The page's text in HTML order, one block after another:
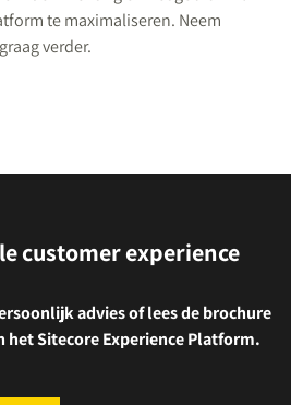
te maximaliseren. Neem
verder.
customer experience
advies of lees de brochure
het Sitecore Experience Platform.